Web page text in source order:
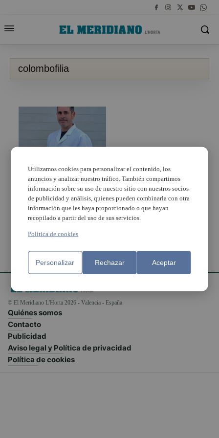
colombofilia
Raúl Roig, veí
d’Albuixech,
Subcampió d’Europa
de Colombofilia
© El Meridiano L'Horta 2026 - Valencia - España
Quiénes somos
Contacto
Publicidad
Aviso legal y Política de privacidad
Política de cookies
Utilizamos cookies para personalizar el contenido, los
anuncios y analizar nuestro tráfico. También compartimos
información sobre su uso de nuestro sitio con nuestros socios
de publicidad y análisis, quienes pueden combinarla con otra
información que les haya proporcionado o que hayan
recopilado a partir del uso de sus servicios.
Política de cookies
Personalizar Rechazar Aceptar